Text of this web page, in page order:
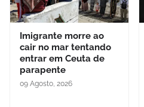
Imigrante morre ao
cair no mar tentando
entrar em Ceuta de
parapente
09 Agosto, 2026